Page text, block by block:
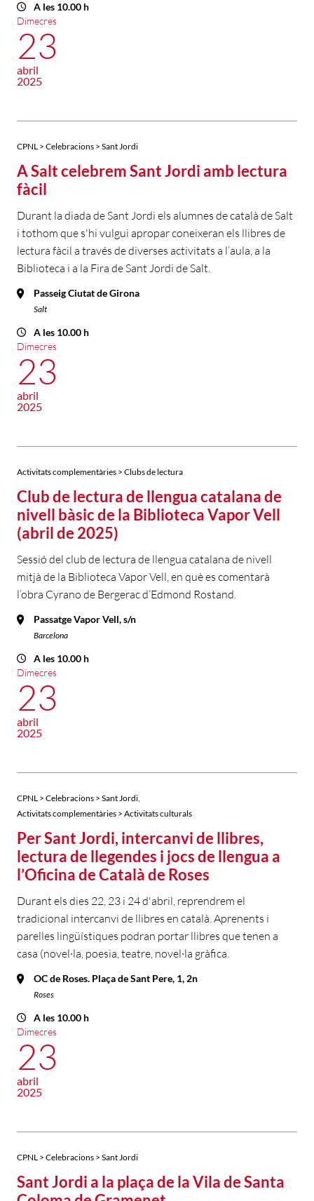
A les 10.00 h
Dimecres
23
abril
2025
CPNL > Celebracions > Sant Jordi
A Salt celebrem Sant Jordi amb lectura
fàcil
Durant la diada de Sant Jordi els alumnes de català de Salt
i tothom que s'hi vulgui apropar coneixeran els llibres de
lectura fàcil a través de diverses activitats a l’aula, a la
Biblioteca i a la Fira de Sant Jordi de Salt.
Passeig Ciutat de Girona
Salt
A les 10.00 h
Dimecres
23
abril
2025
Activitats complementàries > Clubs de lectura
Club de lectura de llengua catalana de
nivell bàsic de la Biblioteca Vapor Vell
(abril de 2025)
Sessió del club de lectura de llengua catalana de nivell
mitjà de la Biblioteca Vapor Vell, en què es comentarà
l’obra Cyrano de Bergerac d’Edmond Rostand.
Passatge Vapor Vell, s/n
Barcelona
A les 10.00 h
Dimecres
23
abril
2025
CPNL > Celebracions > Sant Jordi
Activitats complementàries > Activitats culturals
Per Sant Jordi, intercanvi de llibres,
lectura de llegendes i jocs de llengua a
l’Oficina de Català de Roses
Durant els dies 22, 23 i 24 d'abril, reprendrem el
tradicional intercanvi de llibres en català. Aprenents i
parelles lingüístiques podran portar llibres que tenen a
casa (novel·la, poesia, teatre, novel·la gràfica.
OC de Roses. Plaça de Sant Pere, 1, 2n
Roses
A les 10.00 h
Dimecres
23
abril
2025
CPNL > Celebracions > Sant Jordi
Sant Jordi a la plaça de la Vila de Santa